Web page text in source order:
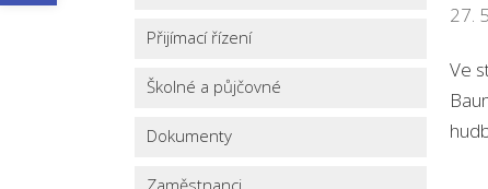
Přijímací řízení
Školné a půjčovné
Dokumenty
Zaměstnanci
27.
Ve